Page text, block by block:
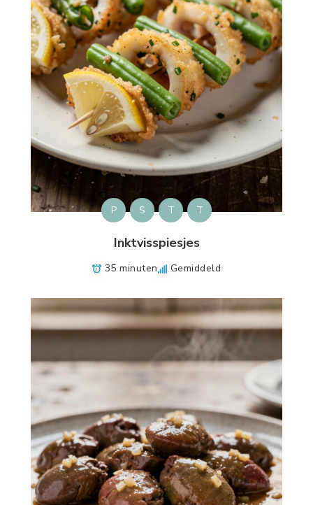
P S T T
Inktvisspiesjes
35 minuten Gemiddeld